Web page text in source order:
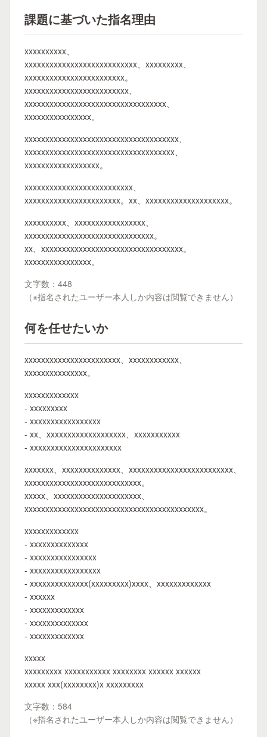
課題に基づいた指名理由
xxxxxxxxxx、
xxxxxxxxxxxxxxxxxxxxxxxxxxx、xxxxxxxxx、
xxxxxxxxxxxxxxxxxxxxxxxx。
xxxxxxxxxxxxxxxxxxxxxxxxx、
xxxxxxxxxxxxxxxxxxxxxxxxxxxxxxxxxx、
xxxxxxxxxxxxxxxx。
xxxxxxxxxxxxxxxxxxxxxxxxxxxxxxxxxxxxx、
xxxxxxxxxxxxxxxxxxxxxxxxxxxxxxxxxxxx、
xxxxxxxxxxxxxxxxxx。
xxxxxxxxxxxxxxxxxxxxxxxxxx、
xxxxxxxxxxxxxxxxxxxxxxx。xx、xxxxxxxxxxxxxxxxxxxx。
xxxxxxxxxx、xxxxxxxxxxxxxxxxx、
xxxxxxxxxxxxxxxxxxxxxxxxxxxxxxx。
xx、xxxxxxxxxxxxxxxxxxxxxxxxxxxxxxxxxx。
xxxxxxxxxxxxxxxx。
文字数：448
（※指名されたユーザー本人しか内容は閲覧できません）
何を任せたいか
xxxxxxxxxxxxxxxxxxxxxxx、xxxxxxxxxxxx、
xxxxxxxxxxxxxxx。
xxxxxxxxxxxxx
- xxxxxxxxx
- xxxxxxxxxxxxxxxxx
- xx、xxxxxxxxxxxxxxxxxxx、xxxxxxxxxxx
- xxxxxxxxxxxxxxxxxxxxxx
xxxxxxx、xxxxxxxxxxxxxx、xxxxxxxxxxxxxxxxxxxxxxxxx、
xxxxxxxxxxxxxxxxxxxxxxxxxxxx。
xxxxx、xxxxxxxxxxxxxxxxxxxxx、
xxxxxxxxxxxxxxxxxxxxxxxxxxxxxxxxxxxxxxxxxxx。
xxxxxxxxxxxxx
- xxxxxxxxxxxxxx
- xxxxxxxxxxxxxxxx
- xxxxxxxxxxxxxxxxx
- xxxxxxxxxxxxxx(xxxxxxxxx)xxxx、xxxxxxxxxxxxx
- xxxxxx
- xxxxxxxxxxxxx
- xxxxxxxxxxxxxx
- xxxxxxxxxxxxx
xxxxx
xxxxxxxxx xxxxxxxxxxx xxxxxxxx xxxxxx xxxxxx
xxxxx xxx(xxxxxxxx)x xxxxxxxxx
文字数：584
（※指名されたユーザー本人しか内容は閲覧できません）